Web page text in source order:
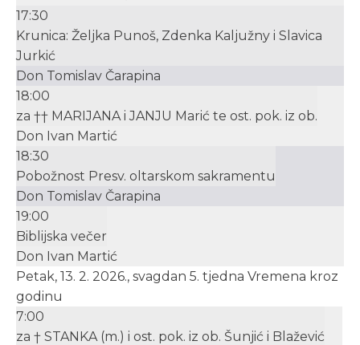
17:30
Krunica: Željka Punoš, Zdenka Kaljužny i Slavica
Jurkić
Don Tomislav Čarapina
18:00
za †† MARIJANA i JANJU Marić te ost. pok. iz ob.
Don Ivan Martić
18:30
Pobožnost Presv. oltarskom sakramentu
Don Tomislav Čarapina
19:00
Biblijska večer
Don Ivan Martić
Petak, 13. 2. 2026., svagdan 5. tjedna Vremena kroz
godinu
7:00
za † STANKA (m.) i ost. pok. iz ob. Šunjić i Blažević